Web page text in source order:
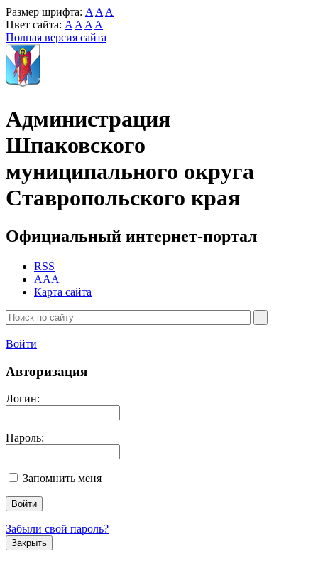
Размер шрифта: A A A
Цвет сайта: A A A A
Полная версия сайта
Администрация
Шпаковского
муниципального округа
Ставропольского края
Официальный интернет-портал
RSS
AAA
Карта сайта
Войти
Авторизация
Логин:
Пароль:
Запомнить меня
Забыли свой пароль?
Закрыть